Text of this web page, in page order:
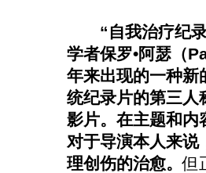
“自我治疗纪
学者保罗•阿瑟（
年来出现的一种新
统纪录片的第三人
影片。在主题和内
对于导演本人来说
理创伤的治愈。但